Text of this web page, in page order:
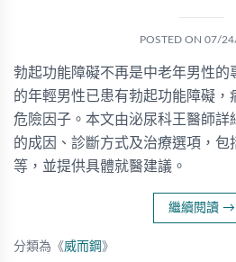
POSTED ON 07/
勃起功能障礙不再是中老年男性的
的年輕男性已患有勃起功能障礙，
危險因子。本文由泌尿科王醫師詳
的成因、診斷方式及治療選項，包
等，並提供具體就醫建議。
繼續閱讀 →
分類為《威而鋼 》